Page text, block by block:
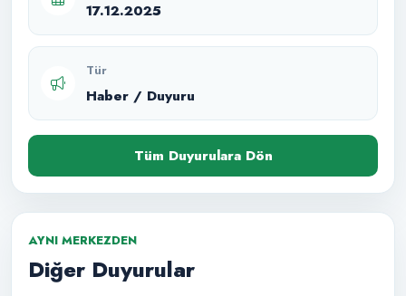
17.12.2025
Tür
Haber / Duyuru
Tüm Duyurulara Dön
AYNI MERKEZDEN
Diğer Duyurular